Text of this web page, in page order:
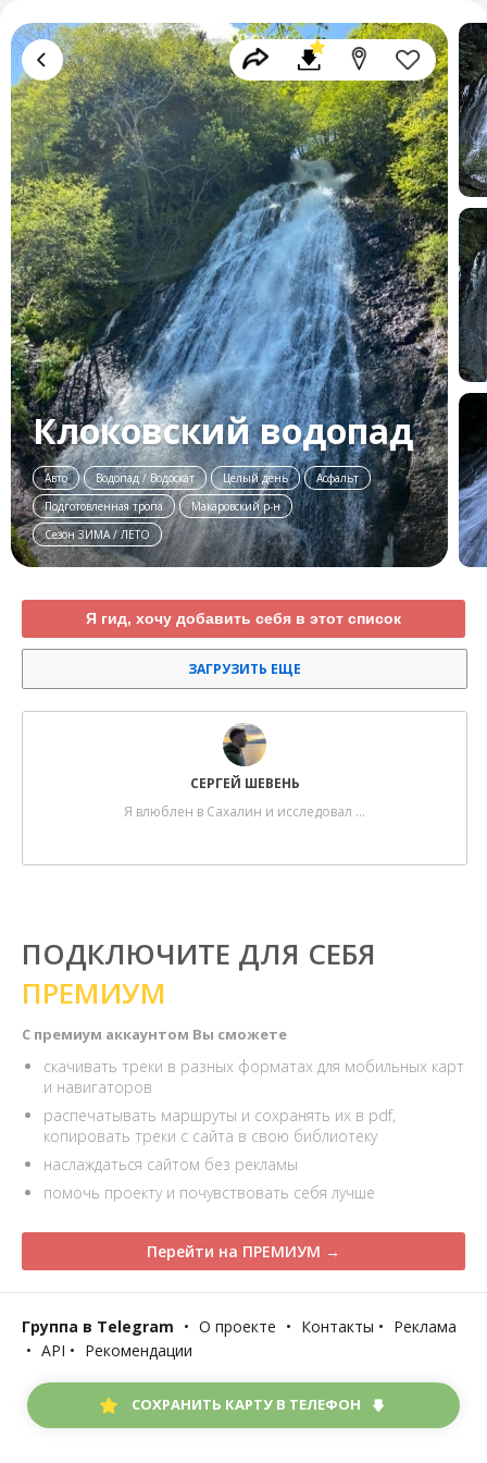
СОХРАНИТЬ КАРТУ В ТЕЛЕФОН
Клоковский водопад
Авто Водопад / Водоскат Целый день
Асфальт
Подготовленная тропа
Макаровский р-н
Сезон ЗИМА / ЛЕТО
Я гид, хочу добавить себя в этот список
ЗАГРУЗИТЬ ЕЩЕ
СЕРГЕЙ ШЕВЕНЬ
Я влюблен в Сахалин и исследовал …
ПОДКЛЮЧИТЕ ДЛЯ СЕБЯ
ПРЕМИУМ
С премиум аккаунтом Вы сможете
скачивать треки в разных форматах для мобильных карт
и навигаторов
распечатывать маршруты и сохранять их в pdf,
копировать треки с сайта в свою библиотеку
наслаждаться сайтом без рекламы
помочь проекту и почувствовать себя лучше
Перейти на ПРЕМИУМ →
Группа в Telegram • О проекте • Контакты • Реклама
• API • Рекомендации